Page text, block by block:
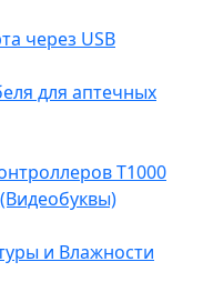
через USB
для аптечных
T1000
и Влажности